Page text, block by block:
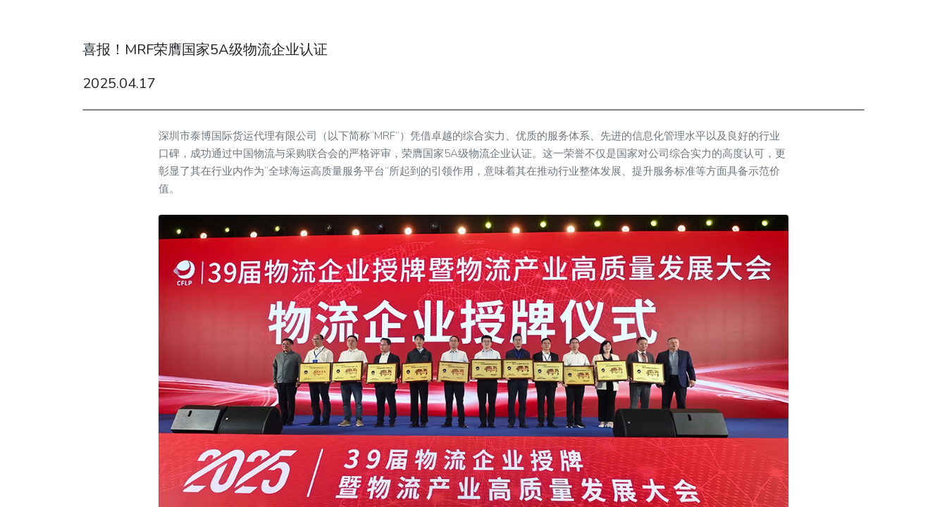
喜报！MRF荣膺国家5A级物流企业认证
2025.04.17
深圳市泰博国际货运代理有限公司（以下简称“MRF”）凭借卓越的综合实力、优质的服务体系、先进的信息化管理水平以及良好的行业
口碑，成功通过中国物流与采购联合会的严格评审，荣膺国家5A级物流企业认证。这一荣誉不仅是国家对公司综合实力的高度认可，更
彰显了其在行业内作为“全球海运高质量服务平台”所起到的引领作用，意味着其在推动行业整体发展、提升服务标准等方面具备示范价
值。